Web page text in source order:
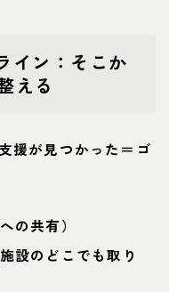
イン：そこか
える
援が見つかった＝ゴ
の共有）
設のどこでも取り